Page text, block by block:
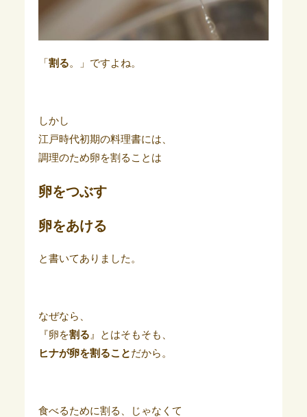
「 割る。」ですよね。
しかし
江戸時代初期の料理書には、
調理のため卵を割ることは
卵をつぶす
卵をあける
と書いてありました。
なぜなら、
『卵を割る 』とはそもそも、
ヒナが卵を割ることだから。
食べるために割る、じゃなくて